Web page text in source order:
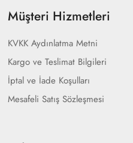
Müşteri Hizmetleri
KVKK Aydınlatma Metni
Kargo ve Teslimat Bilgileri
İptal ve İade Koşulları
Mesafeli Satış Sözleşmesi